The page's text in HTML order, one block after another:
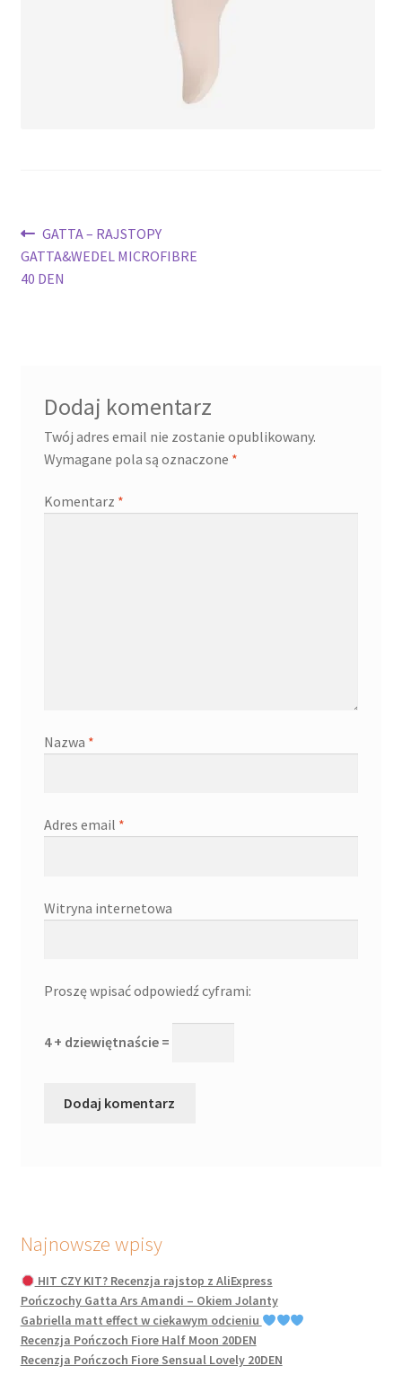
Nawigacja
wpisu
Poprzedni
wpis:
GATTA – RAJSTOPY
GATTA&WEDEL MICROFIBRE
40 DEN
Dodaj komentarz
Twój adres email nie zostanie opublikowany.
Wymagane pola są oznaczone *
Komentarz *
Nazwa *
Adres email *
Witryna internetowa
Proszę wpisać odpowiedź cyframi:
4 + dziewiętnaście =
Najnowsze wpisy
HIT CZY KIT? Recenzja rajstop z AliExpress
Pończochy Gatta Ars Amandi – Okiem Jolanty
Gabriella matt effect w ciekawym odcieniu
Recenzja Pończoch Fiore Half Moon 20DEN
Recenzja Pończoch Fiore Sensual Lovely 20DEN